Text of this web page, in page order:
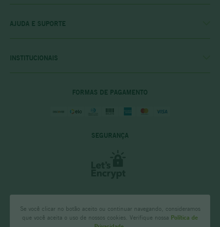
Se você clicar no botão aceito ou continuar navegando, consideramos
que você aceita o uso de nossos cookies. Verifique nossa Política de
AJUDA E SUPORTE
PRIVACIDADE E SEGURANÇA
INSTITUCIONAIS
FORMAS DE PAGAMENTO
SEGURANÇA